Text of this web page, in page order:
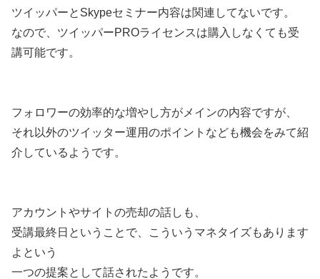
ツイッパーとSkypeセミナー内容は関連してないです。
なので、ツイッパーPROライセンスは購入しなくても受
講可能です。
フォロワーの効率的な増やし方がメインの内容ですが、
それ以外のツイッター運用のポイントなども機会をみて紹
介しているようです。
アカウントやサイトの売却の話しも、
受講最終日ということで、こういうマネタイズもあります
よという
一つの提案として話されたようです。